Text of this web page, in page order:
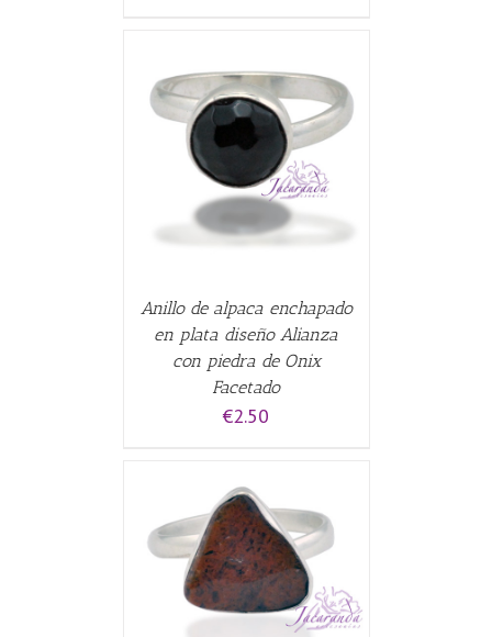
Anillo de alpaca enchapado
en plata diseño Alianza
con piedra de Onix
Facetado
€2.50